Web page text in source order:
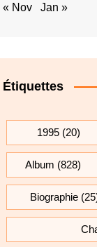
« Nov Jan »
Étiquettes
1995 (20)
Album (828)
Biographie